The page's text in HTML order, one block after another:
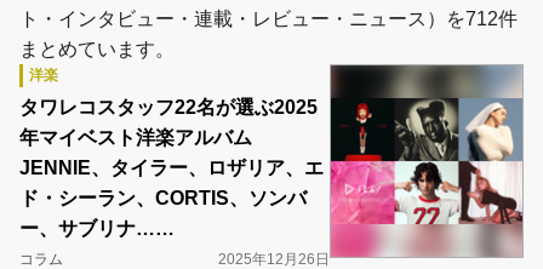
ト・インタビュー・連載・レビュー・ニュース）を712件
まとめています。
洋楽
タワレコスタッフ22名が選ぶ2025
年マイベスト洋楽アルバム
JENNIE、タイラー、ロザリア、エ
ド・シーラン、CORTIS、ソンバ
ー、サブリナ……
コラム
2025年12月26日